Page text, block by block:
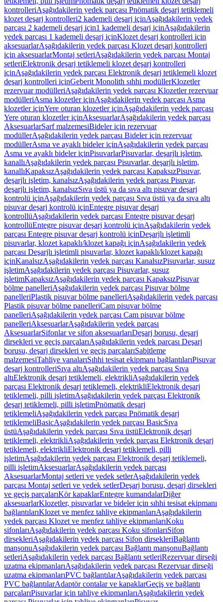
kontrolleriAşağıdakilerin yedek parçası Pnömatik deşarj tetiklemeli
klozet deşarj kontrolleri2 kademeli deşarj içinAşağıdakilerin yedek
parçası 2 kademeli deşarj için1 kademeli deşarj içinAşağıdakilerin
yedek parçası 1 kademeli deşarj içinKlozet deşarj kontrolleri için
aksesuarlarAşağıdakilerin yedek parçası Klozet deşarj kontrolleri
için aksesuarlarMontaj setleriAşağıdakilerin yedek parçası Montaj
setleriElektronik deşarj tetiklemeli klozet deşarj kontrolleri
içinAşağıdakilerin yedek parçası Elektronik deşarj tetiklemeli klozet
deşarj kontrolleri içinGeberit Monolith sıhhi modüllerKlozetler
rezervuar modülleriAşağıdakilerin yedek parçası Klozetler rezervuar
modülleriAsma klozetler içinAşağıdakilerin yedek parçası Asma
klozetler içinYere oturan klozetler içinAşağıdakilerin yedek parçası
Yere oturan klozetler içinAksesuarlarAşağıdakilerin yedek parçası
AksesuarlarSarf malzemesiBideler için rezervuar
modüllerAşağıdakilerin yedek parçası Bideler için rezervuar
modüllerAsma ve ayaklı bideler içinAşağıdakilerin yedek parçası
Asma ve ayaklı bideler içinPisuvarlarPisuvarlar, deşarjlı işletim,
kanallıAşağıdakilerin yedek parçası Pisuvarlar, deşarjlı işletim,
kanallıKapaksızAşağıdakilerin yedek parçası KapaksızPisuvar,
deşarjlı işletim, kanalsızAşağıdakilerin yedek parçası Pisuvar,
deşarjlı işletim, kanalsızSıva üstü ya da sıva altı pisuvar deşarj
kontrolü içinAşağıdakilerin yedek parçası Sıva üstü ya da sıva altı
pisuvar deşarj kontrolü içinEntegre pisuvar deşarj
kontrollüAşağıdakilerin yedek parçası Entegre pisuvar deşarj
kontrollüEntegre pisuvar deşarj kontrolü içinAşağıdakilerin yedek
parçası Entegre pisuvar deşarj kontrolü içinDeşarjlı işletimli
pisuvarlar, klozet kapaklı/klozet kapağı içinAşağıdakilerin yedek
parçası Deşarjlı işletimli pisuvarlar, klozet kapaklı/klozet kapağı
içinKanalsızAşağıdakilerin yedek parçası KanalsızPisuvarlar, susuz
işletimAşağıdakilerin yedek parçası Pisuvarlar, susuz
işletimKapaksızAşağıdakilerin yedek parçası KapaksızPisuvar
bölme panelleriAşağıdakilerin yedek parçası Pisuvar bölme
panelleriPlastik pisuvar bölme panelleriAşağıdakilerin yedek parçası
Plastik pisuvar bölme panelleriCam pisuvar bölme
panelleriAşağıdakilerin yedek parçası Cam pisuvar bölme
panelleriAksesuarlarAşağıdakilerin yedek parçası
AksesuarlarSifonlar ve sifon aksesuarlarıDeşarj borusu, deşarj
dirsekleri ve geçiş parçalarıAşağıdakilerin yedek parçası Deşarj
borusu, deşarj dirsekleri ve geçiş parçalarıSabitleme
malzemesiTahliye vanalarıSıhhi tesisat ekipmanı bağlantılarıPisuvar
deşarj kontrolleriSıva altıAşağıdakilerin yedek parçası Sıva
altıElektronik deşarj tetiklemeli, elektrikliAşağıdakilerin yedek
parçası Elektronik deşarj tetiklemeli, elektrikliElektronik deşarj
tetiklemeli, pilli işletimAşağıdakilerin yedek parçası Elektronik
deşarj tetiklemeli, pilli işletimPnömatik deşarj
tetiklemeliAşağıdakilerin yedek parçası Pnömatik deşarj
tetiklemeliBasicAşağıdakilerin yedek parçası BasicSıva
üstüAşağıdakilerin yedek parçası Sıva üstüElektronik deşarj
tetiklemeli, elektrikliAşağıdakilerin yedek parçası Elektronik deşarj
tetiklemeli, elektrikliElektronik deşarj tetiklemeli, pilli
işletimAşağıdakilerin yedek parçası Elektronik deşarj tetiklemeli,
pilli işletimAksesuarlarAşağıdakilerin yedek parçası
AksesuarlarMontaj setleri ve yedek setlerAşağıdakilerin yedek
parçası Montaj setleri ve yedek setlerDeşarj borusu, deşarj dirsekleri
ve geçiş parçalarıKör kapaklarEntegre kumandalarDiğer
aksesuarlarKlozetler, pisuvarlar ve bideler için sıhhi tesisat ekipmanı
bağlantılarıKlozet ve menfez tahliye ekipmanlarıAşağıdakilerin
yedek parçası Klozet ve menfez tahliye ekipmanlarıKoku
sifonlarıAşağıdakilerin yedek parçası Koku sifonlarıSifon
dirsekleriAşağıdakilerin yedek parçası Sifon dirsekleriBağlantı
manşonuAşağıdakilerin yedek parçası Bağlantı manşonuBağlantı
setleriAşağıdakilerin yedek parçası Bağlantı setleriRezervuar dirseği
uzatma ekipmanlarıAşağıdakilerin yedek parçası Rezervuar dirseği
uzatma ekipmanlarıPVC bağlantılarAşağıdakilerin yedek parçası
PVC bağlantılarAdaptör contalar ve kapaklarGeçiş ve bağlantı
parçalarıPisuvarlar için tahliye ekipmanlarıAşağıdakilerin yedek